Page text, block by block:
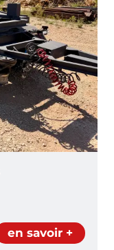
en savoir +